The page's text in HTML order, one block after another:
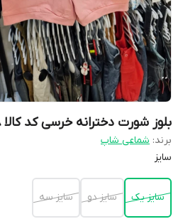
بلوز شورت دخترانه خرسی کد کالا ۸۷۲۸
برند: شماعی شاپ
سایز
سایز یک سایز دو سایز سه